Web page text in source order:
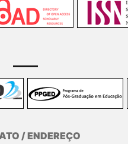
/ ENDEREÇO